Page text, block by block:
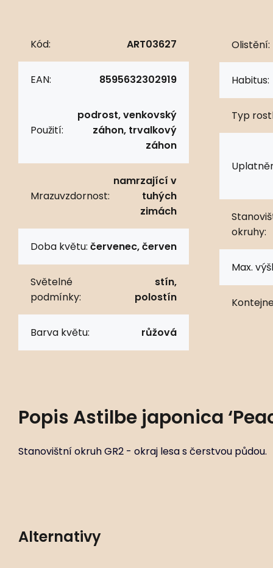
Kód: ART03627
EAN: 8595632302919
Použití:
podrost, venkovský
záhon, trvalkový
záhon
Mrazuvzdornost:
namrzající v
tuhých
zimách
Doba květu: červenec, červen
Světelné
podmínky:
stín,
polostín
Barva květu: růžová
Olistění:
Habitus:
Typ
okruhy:
Max.
Popis Astilbe japonica
Stanovištní okruh GR2 - okraj lesa s čerstvou půdou.
Alternativy